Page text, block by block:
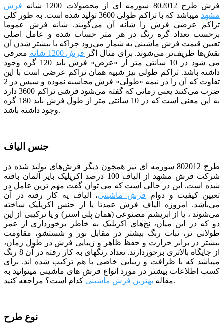
فرش طرح 802012 سورمه ای از محصولات 1200 شانه
فرش
مشهد می­باشد که با تراکم طولی 3600 تولید شده است.
به طور کلی
تراکم عرضی فرش را شانه آن می‌گویند. شانه فرش عموما
برحسب تعداد گره رنگ در هر متر حساب شده و عامل اصلی
تعیین قیمت فرش ماشینی به شمار می‌رود چراکه با بیشتر شدن آن
نقش‌ها ظریف‌تر می‌شوند. برای مثال اگر فرش 1200 شانه
معرفی
می شود در 10 سانتی متر از «عرض» فرش باید 120 گره وجود
داشته باشد. تراکم طولی نیز شبیه همان تراکم عرضی است با این
تفاوت که آن را در نیمه «طولی» فرش محاسبه نموده و سپس در 2
ضرب می‌کنند
یعنی زمانی که گفته می‌شود فرشی تراکم 3600 دارد
به این معنی است که در 10 سانتی متر از طول فرش باید 180 گره
وجود داشته باشد.
جنس الیاف
طرح 802012 سورمه ای
نیز همچون دیگر فرش‌های تولید شده در
شرکت فرش مشهد از الیاف 100 درصد اکریلیک بایر آلمان بافته
شده است. این در حالی است که می توان گفت مهم ترین عامل در
تعیین کیفیت و دوام فرش ماشینی، الیاف یه کار رفته در آن
می‌باشد. امروزه الیاف فرش عمدتا یا از جنس اکریلیک ساخته
می‌شوند ، یا از ابریشم مصنوعی (همان پلی استر) و یا ترکیبی از این
دو که در این میان، نخ‌های اکریلیک به خاطر برخورداری از عمر
طولانی تر، ثبات رنگ بیشتر در مقابل نور و شستشو، مقاومت
بیشتر در برابر حرارت و حفظ ظاهر و زیبایی فرش در طول زمان،
از جایگاه بالاتری برخوردارند. تعداد رنگ­­های به کار رفته در آن 8 رنگ
می­باشد که با ظرافت و زیبایی خاصی با هم ترکیب شده­ اند. برای
کسب اطلاعات بیشتر در مورد انواع فرش های ماشینی میتوانید به
مقاله بهترین فرش ماشینی کدام است؟ مراجعه کنید.
نوع طرح